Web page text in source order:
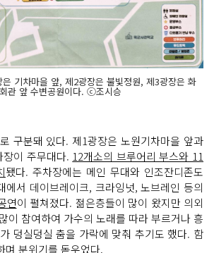
기차마을 앞, 제2광장은 불빛정원, 제3광장은 화
관 앞 수변공원이다. ⓒ조시승
구분돼 있다. 제1광장은 노원기차마을 앞과
이 주무대다. 12개소의 브루어리 부스와 11
됐다. 주차장에는 메인 무대와 인조잔디존도
에서 데이브레이크, 크라잉넛, 노브레인 등의
연이 펼쳐졌다. 젊은층들이 많이 왔지만 의외
이 참여하여 가수의 노래를 따라 부르거나 흥
덩실덩실 춤을 가락에 맞춰 추기도 했다. 함
며 분위기를 돋우었다.